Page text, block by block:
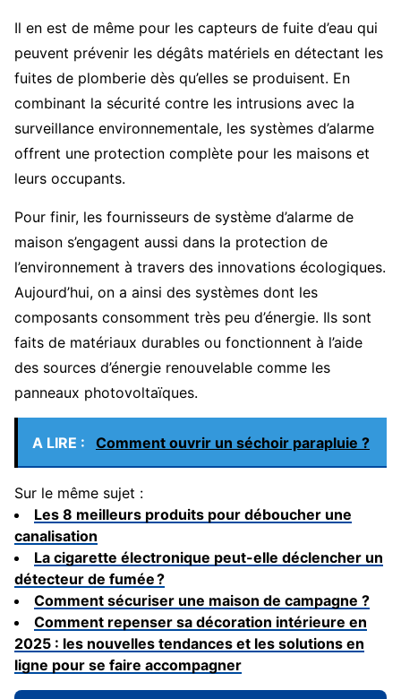
Il en est de même pour les capteurs de fuite d’eau qui
peuvent prévenir les dégâts matériels en détectant les
fuites de plomberie dès qu’elles se produisent. En
combinant la sécurité contre les intrusions avec la
surveillance environnementale, les systèmes d’alarme
offrent une protection complète pour les maisons et
leurs occupants.
Pour finir, les fournisseurs de système d’alarme de
maison s’engagent aussi dans la protection de
l’environnement à travers des innovations écologiques.
Aujourd’hui, on a ainsi des systèmes dont les
composants consomment très peu d’énergie. Ils sont
faits de matériaux durables ou fonctionnent à l’aide
des sources d’énergie renouvelable comme les
panneaux photovoltaïques.
A LIRE : Comment ouvrir un séchoir parapluie ?
Sur le même sujet :
Les 8 meilleurs produits pour déboucher une
canalisation
La cigarette électronique peut-elle déclencher un
détecteur de fumée ?
Comment sécuriser une maison de campagne ?
Comment repenser sa décoration intérieure en
2025 : les nouvelles tendances et les solutions en
ligne pour se faire accompagner